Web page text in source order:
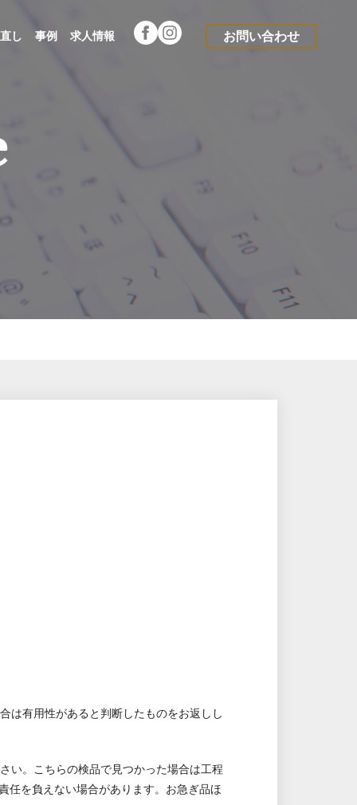
し 事例 求人情報 お問い合わせ
は有用性があると判断したものをお返しし
い。こちらの検品で見つかった場合は工程
任を負えない場合があります。お急ぎ品ほ